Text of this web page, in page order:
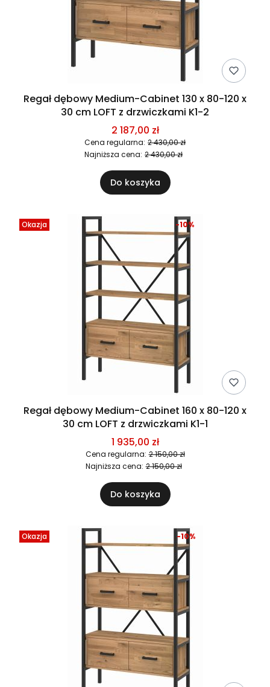
Regał dębowy Medium-Cabinet 130 x 80-120 x
30 cm LOFT z drzwiczkami K1-2
2 187,00 zł
Cena regularna: 2 430,00 zł
Najniższa cena: 2 430,00 zł
Do koszyka
Okazja
Regał dębowy Medium-Cabinet 160 x 80-120 x
30 cm LOFT z drzwiczkami K1-1
1 935,00 zł
Cena regularna: 2 150,00 zł
-10%
Najniższa cena: 2 150,00 zł
Do koszyka
Okazja -10%